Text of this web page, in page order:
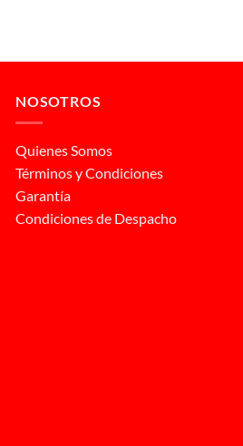
NOSOTROS
Quienes Somos
Términos y Condiciones
Garantía
Condiciones de Despacho